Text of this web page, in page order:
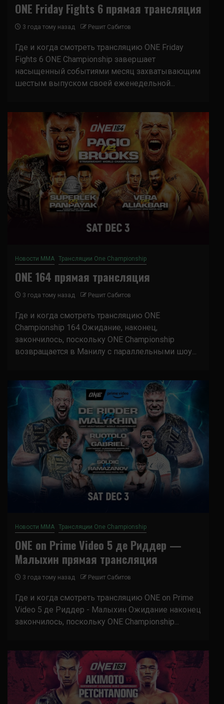
ONE Friday Fights 6 прямая трансляция
3 года тому назад Решит Сабитов
Где и когда смотреть трансляцию ONE Friday
Fights 6 ONE Championship завершает
насыщенный событиями месяц захватывающим
шестым выпуском своей еженедельной...
Новости ММА Трансляции One Championship
ONE 164 прямая трансляция
3 года тому назад Решит Сабитов
Где и когда смотреть трансляцию ONE
Championship 164 Ожидание, наконец,
закончилось, поскольку ONE Championship
возвращается в Манилу с параллельными шоу...
Новости ММА Трансляции One Championship
ONE on Prime Video 5 де Риддер —
Малыхин прямая трансляция
3 года тому назад Решит Сабитов
Где и когда смотреть трансляцию ONE on Prime
Video 5 де Риддер - Малыхин Ожидание наконец
закончилось, поскольку ONE Championship...